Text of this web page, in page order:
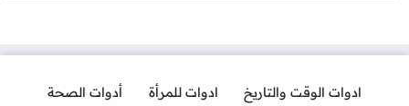
ادوات الوقت والتاريخ ادوات للمرأة
أدوات الصحة